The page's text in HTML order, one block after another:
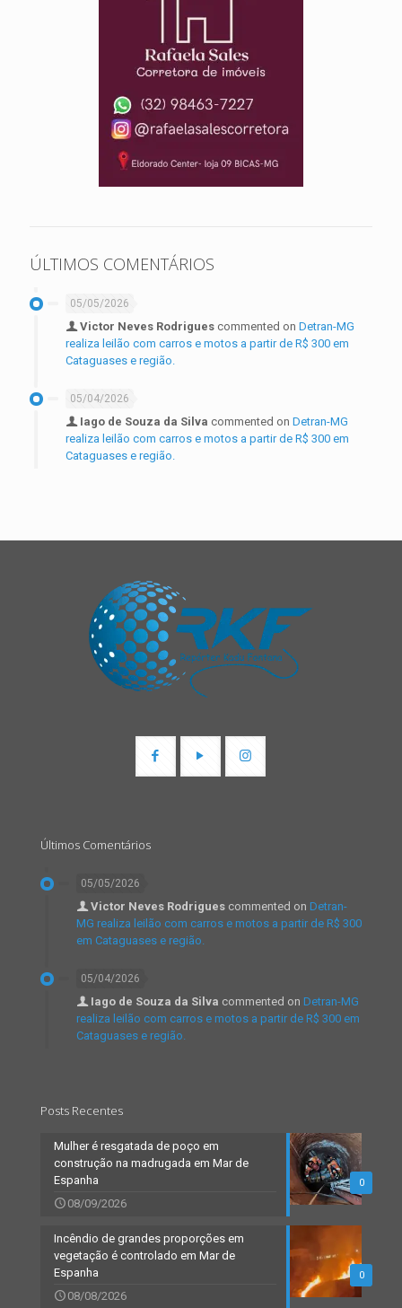
ÚLTIMOS COMENTÁRIOS
05/05/2026
Victor Neves Rodrigues commented on Detran-MG
realiza leilão com carros e motos a partir de R$ 300 em
Cataguases e região.
05/04/2026
Iago de Souza da Silva commented on Detran-MG
realiza leilão com carros e motos a partir de R$ 300 em
Cataguases e região.
Últimos Comentários
05/05/2026
Victor Neves Rodrigues commented on Detran-
MG realiza leilão com carros e motos a partir de R$ 300
em Cataguases e região.
05/04/2026
Iago de Souza da Silva commented on Detran-MG
realiza leilão com carros e motos a partir de R$ 300 em
Cataguases e região.
Posts Recentes
0
Mulher é resgatada de poço em
construção na madrugada em Mar de
Espanha
08/09/2026
0
Incêndio de grandes proporções em
vegetação é controlado em Mar de
Espanha
08/08/2026